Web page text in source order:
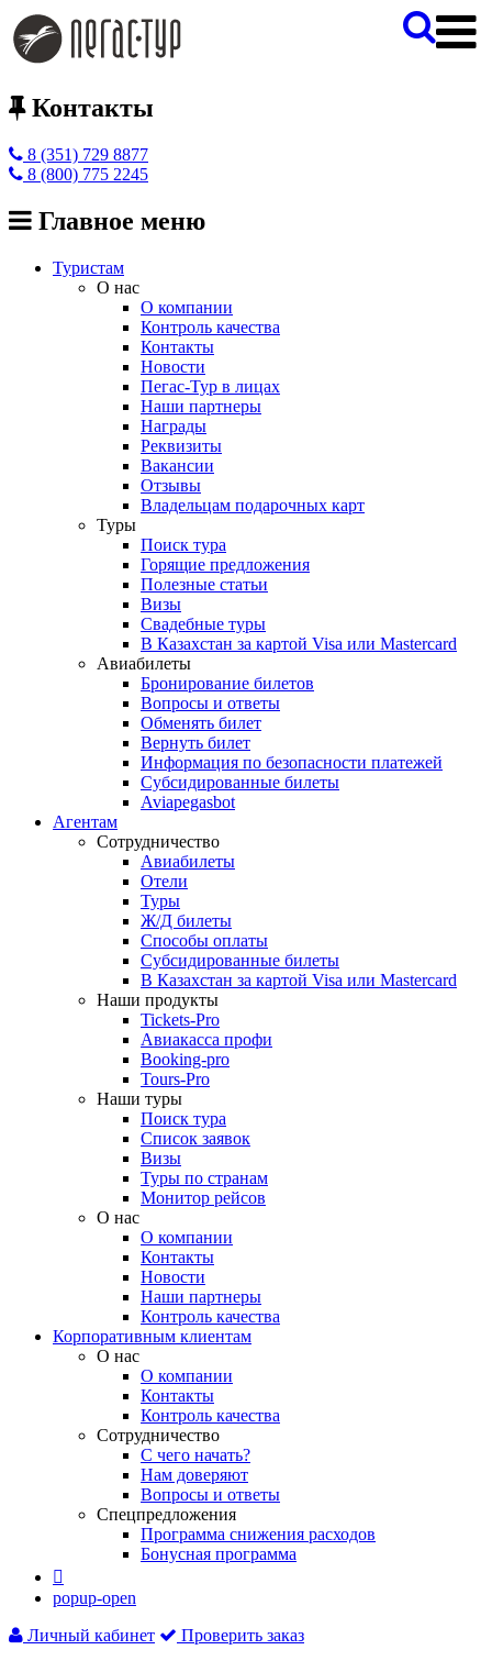
Контакты
8 (351) 729 8877
8 (800) 775 2245
Главное меню
Туристам
О нас
О компании
Контроль качества
Контакты
Новости
Пегас-Тур в лицах
Наши партнеры
Награды
Реквизиты
Вакансии
Отзывы
Владельцам подарочных карт
Туры
Поиск тура
Горящие предложения
Полезные статьи
Визы
Свадебные туры
В Казахстан за картой Visa или Masterсard
Авиабилеты
Бронирование билетов
Вопросы и ответы
Обменять билет
Вернуть билет
Информация по безопасности платежей
Субсидированные билеты
Aviapegasbot
Агентам
Сотрудничество
Авиабилеты
Отели
Туры
Ж/Д билеты
Способы оплаты
Субсидированные билеты
В Казахстан за картой Visa или Masterсard
Наши продукты
Tickets-Pro
Авиакасса профи
Booking-pro
Tours-Pro
Наши туры
Поиск тура
Список заявок
Визы
Туры по странам
Монитор рейсов
О нас
О компании
Контакты
Новости
Наши партнеры
Контроль качества
Корпоративным клиентам
О нас
О компании
Контакты
Контроль качества
Сотрудничество
С чего начать?
Нам доверяют
Вопросы и ответы
Спецпредложения
Программа снижения расходов
Бонусная программа

popup-open
Личный кабинет
Проверить заказ